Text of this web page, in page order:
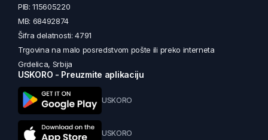
PIB: 115605220
MB: 68492874
Šifra delatnosti: 4791
Trgovina na malo posredstvom pošte ili preko interneta
Grdelica, Srbija
USKORO - Preuzmite aplikaciju
USKORO
USKORO